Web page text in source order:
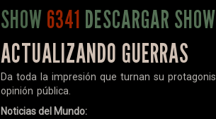
SHOW6341 DESCARGAR SHOW
ACTUALIZANDO GUERRAS
Da toda la impresión que turnan su
opinión pública.
Noticias del Mundo: